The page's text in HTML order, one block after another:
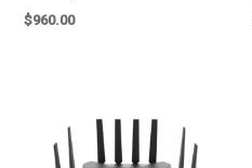
$960.00